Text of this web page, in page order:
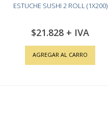
ESTUCHE SUSHI 2 ROLL (1X200)
$21.828
AGREGAR AL CARRO